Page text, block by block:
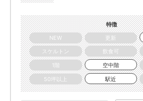
特徴
NEW
更新
スケルトン
飲食可
1階
空中階
50坪以上
駅近